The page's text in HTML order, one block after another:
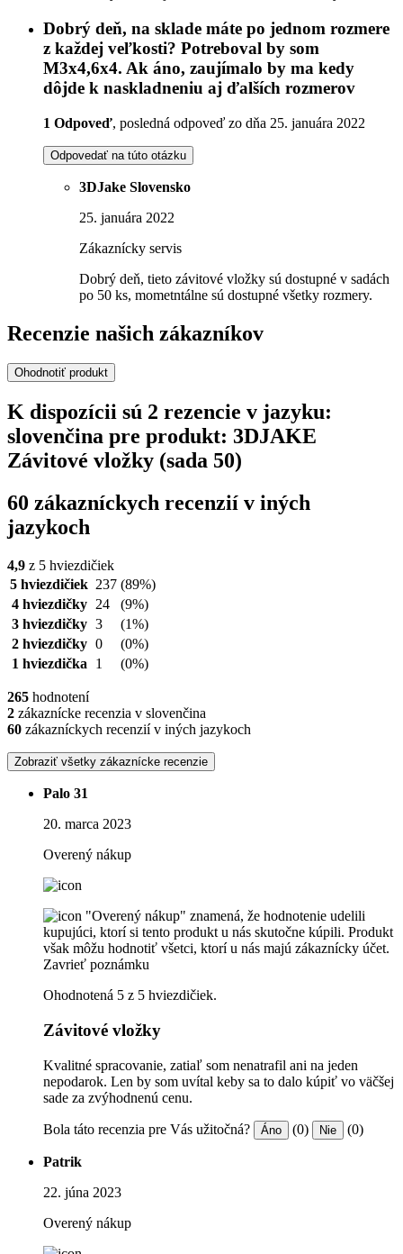
Dobrý deň, na sklade máte po jednom rozmere
z každej veľkosti? Potreboval by som
M3x4,6x4. Ak áno, zaujímalo by ma kedy
dôjde k naskladneniu aj ďalších rozmerov
1 Odpoveď, posledná odpoveď zo dňa 25. januára 2022
Odpovedať na túto otázku
3DJake Slovensko
25. januára 2022
Zákaznícky servis
Dobrý deň, tieto závitové vložky sú dostupné v sadách
po 50 ks, mometntálne sú dostupné všetky rozmery.
Recenzie našich zákazníkov
Ohodnotiť produkt
K dispozícii sú 2 rezencie v jazyku:
slovenčina pre produkt: 3DJAKE
Závitové vložky (sada 50)
60 zákazníckych recenzií v iných
jazykoch
4,9 z 5 hviezdičiek
5 hviezdičiek 237 (89%)
4 hviezdičky
24
(9%)
3 hviezdičky 3
(1%)
2 hviezdičky 0
(0%)
1 hviezdička
1 (0%)
265 hodnotení
2 zákaznícke recenzia v slovenčina
60 zákazníckych recenzií v iných jazykoch
Zobraziť všetky zákaznícke recenzie
Palo 31
20. marca 2023
Overený nákup
"Overený nákup" znamená, že hodnotenie udelili
kupujúci, ktorí si tento produkt u nás skutočne kúpili. Produkt
však môžu hodnotiť všetci, ktorí u nás majú zákaznícky účet.
Zavrieť poznámku
Ohodnotená 5 z 5 hviezdičiek.
Závitové vložky
Kvalitné spracovanie, zatiaľ som nenatrafil ani na jeden
nepodarok. Len by som uvítal keby sa to dalo kúpiť vo väčšej
sade za zvýhodnenú cenu.
Bola táto recenzia pre Vás užitočná? Áno (0) Nie (0)
Patrik
22. júna 2023
Overený nákup